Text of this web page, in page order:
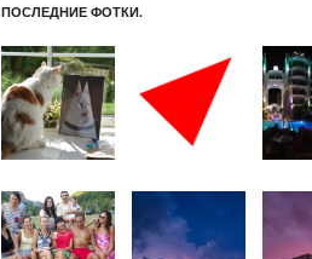
ПОСЛЕДНИЕ ФОТКИ.